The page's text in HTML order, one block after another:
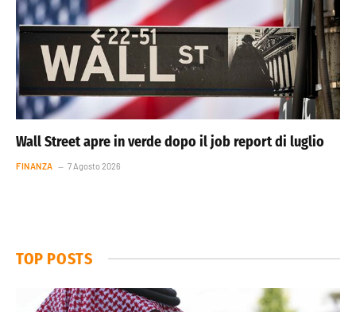
Wall Street apre in verde dopo il job report di luglio
FINANZA 7 Agosto 2026
TOP POSTS